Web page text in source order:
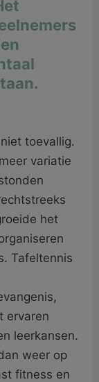
toevallig.
variatie
het
Tafeltennis
ervaren
leerkansen.
weer op
fitness en